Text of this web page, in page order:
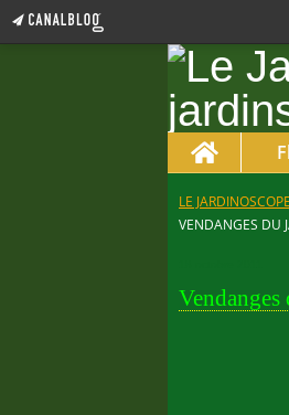
Home
LE
VENDANGES DU